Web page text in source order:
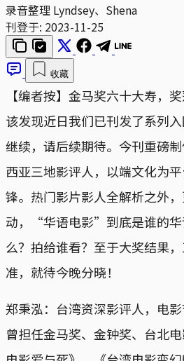
录音整理 Lyndsey、Shena
刊登于: 2023-11-25
收藏
【编者按】金马奖六十大寿，
该发现近日我们已刊发了系列
继续，请后续期待。今刊重磅
西亚三地影评人，以端文化为
锋。热门影片影人全解析之外
动，“华语电影”到底是谁的华
么？拍给谁看？至于大奖结果
准，就待今晚分晓！
郑秉泓：台湾资深影评人，电影
曾担任金马奖、金钟奖、台北